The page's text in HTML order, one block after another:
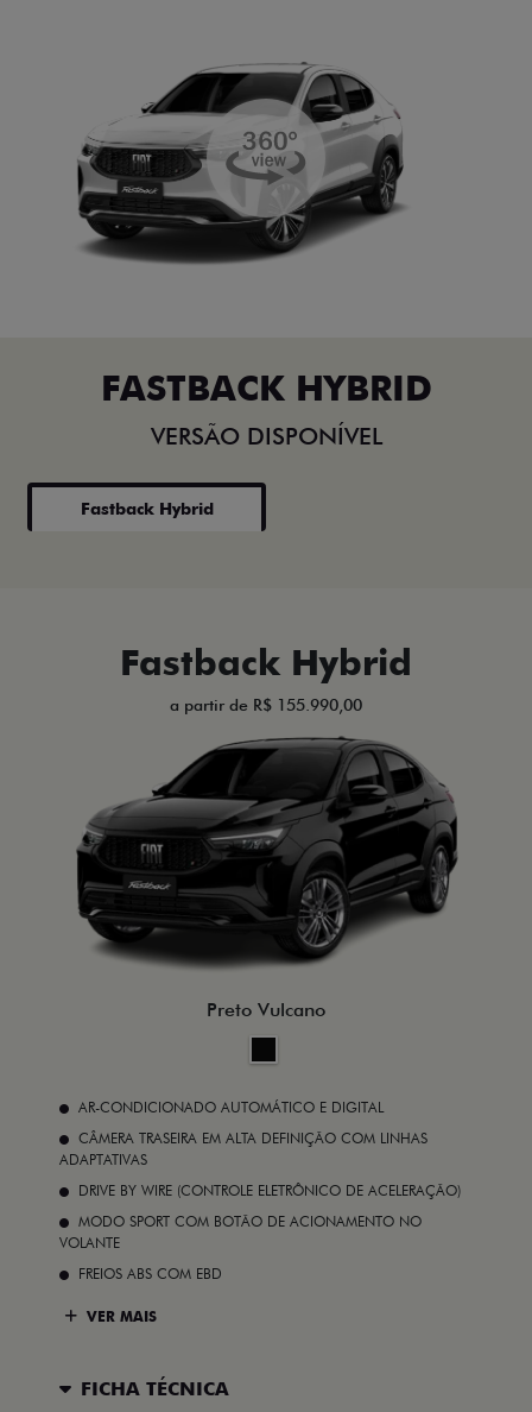
FASTBACK HYBRID
VERSÃO DISPONÍVEL
Fastback Hybrid
Fastback Hybrid
a partir de R$ 155.990,00
Preto Vulcano
AR-CONDICIONADO AUTOMÁTICO E DIGITAL
CÂMERA TRASEIRA EM ALTA DEFINIÇÃO COM LINHAS
ADAPTATIVAS
DRIVE BY WIRE (CONTROLE ELETRÔNICO DE ACELERAÇÃO)
MODO SPORT COM BOTÃO DE ACIONAMENTO NO
VOLANTE
FREIOS ABS COM EBD
VER MAIS
FICHA TÉCNICA